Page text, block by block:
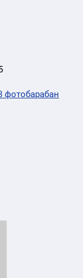
фотобарабан